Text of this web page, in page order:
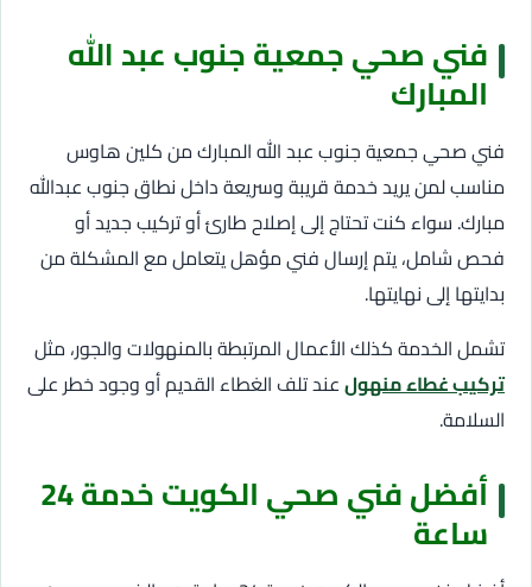
فني صحي جمعية جنوب عبد الله
المبارك
فني صحي جمعية جنوب عبد الله المبارك من كلين هاوس
مناسب لمن يريد خدمة قريبة وسريعة داخل نطاق جنوب عبدالله
مبارك. سواء كنت تحتاج إلى إصلاح طارئ أو تركيب جديد أو
فحص شامل، يتم إرسال فني مؤهل يتعامل مع المشكلة من
بدايتها إلى نهايتها.
تشمل الخدمة كذلك الأعمال المرتبطة بالمنهولات والجور، مثل
تركيب غطاء منهولعند تلف الغطاء القديم أو وجود خطر على
السلامة.
أفضل فني صحي الكويت خدمة 24
ساعة